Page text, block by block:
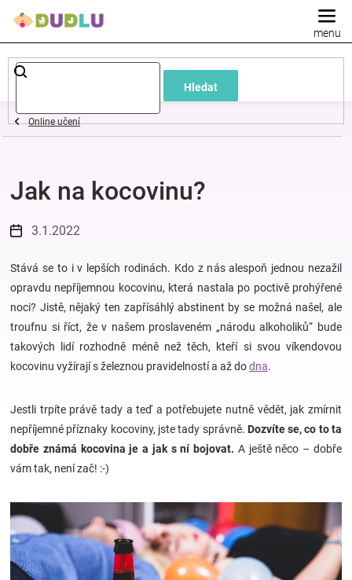
Hledat
Dětské
a
oblečení
Pokojíček
a
kojenecká
výbava
a
zábava
pro
děti
Online učení
Jak na kocovinu?
3.1.2022
Stává se to i v lepších rodinách. Kdo z nás alespoň jednou nezažil
opravdu nepříjemnou kocovinu, která nastala po poctivě prohýřené
noci? Jistě, nějaký ten zapřísáhlý abstinent by se možná našel, ale
troufnu si říct, že v našem proslaveném „národu alkoholiků“ bude
takových lidí rozhodně méně než těch, kteří si svou víkendovou
kocovinu vyžírají s železnou pravidelností a až dodna.
Jestli trpíte právě tady a teď a potřebujete nutně vědět, jak zmírnit
nepříjemné příznaky kocoviny, jste tady správně. Dozvíte se, co to ta
dobře známá kocovina je a jak s ní bojovat. A ještě něco – dobře
vám tak, není zač! :-)